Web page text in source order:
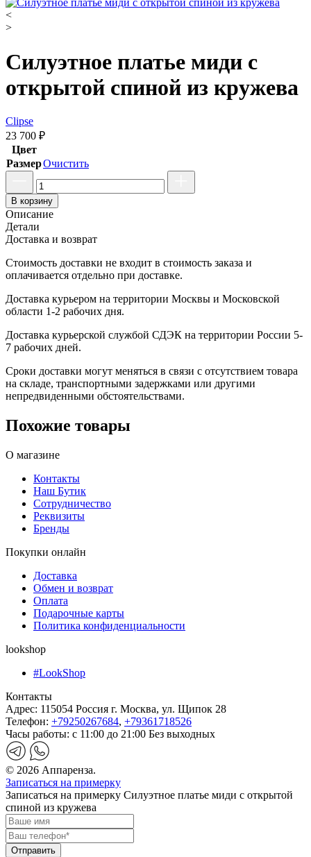
<
>
Силуэтное платье миди с
открытой спиной из кружева
Clipse
23 700 ₽
Цвет
РазмерОчистить
В корзину
Описание
Детали
Доставка и возврат
Стоимость доставки не входит в стоимость заказа и
оплачивается отдельно при доставке.
Доставка курьером на территории Москвы и Московской
области 1-2 рабочих дня.
Доставка курьерской службой СДЭК на территории России 5-
7 рабочих дней.
Сроки доставки могут меняться в связи с отсутствием товара
на складе, транспортными задержками или другими
непредвиденными обстоятельствами.
Похожие товары
О магазине
Контакты
Наш Бутик
Сотрудничество
Реквизиты
Бренды
Покупки онлайн
Доставка
Обмен и возврат
Оплата
Подарочные карты
Политика конфиденциальности
lookshop
#LookShop
Контакты
Адрес: 115054 Россия г. Москва, ул. Щипок 28
Телефон: +79250267684, +79361718526
Часы работы: с 11:00 до 21:00 Без выходных
© 2026 Аппаренза.
Записаться на примерку
Записаться на примерку Силуэтное платье миди с открытой
спиной из кружева